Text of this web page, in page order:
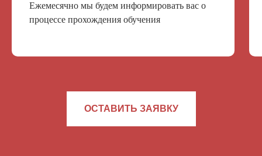
Ежемесячно мы будем информировать вас о
процессе прохождения обучения
ОСТАВИТЬ ЗАЯВКУ